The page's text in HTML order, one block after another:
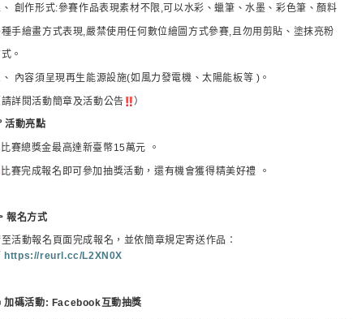
創作形式:參賽作品表現素材不限 ,可以水彩、蠟筆、水墨、彩色筆、顏料
手繪畫方式表現 嚴禁使用任何數位繪圖方式參賽 且勿用剪貼、塗抹亮粉
。
內容須呈現再生能源設施(如風力發電機、太陽能板等 ) 。
詳閱活動簡章及活動公告 ）
活動亮點
比賽總獎金最高達新臺幣15萬元 。
比賽完成報名即可參加抽獎活動，還有機會獲得精美好禮 。
報名方式
活動報名頁面完成報名，並依簡章規定寄送作品：
https://reurl.cc/L2XN0X
加碼活動: Facebook互動抽獎